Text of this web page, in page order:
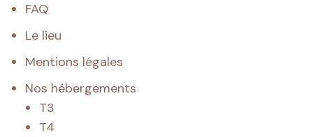
FAQ
Le lieu
Mentions légales
Nos hébergements
T3
T4